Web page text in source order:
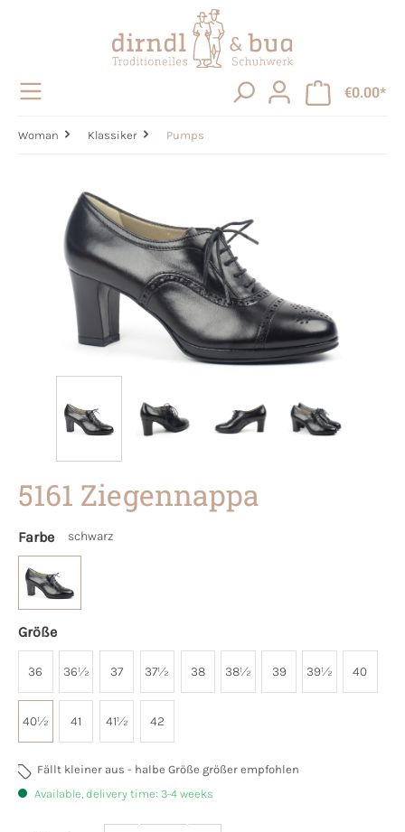
€0.00*
Woman Klassiker Pumps
5161 Ziegennappa
Farbe schwarz
Größe
36 36½ 37 37½ 38 38½ 39 39½ 40
40½ 41 41½ 42
Fällt kleiner aus - halbe Größe größer empfohlen
Available, delivery time: 3-4 weeks